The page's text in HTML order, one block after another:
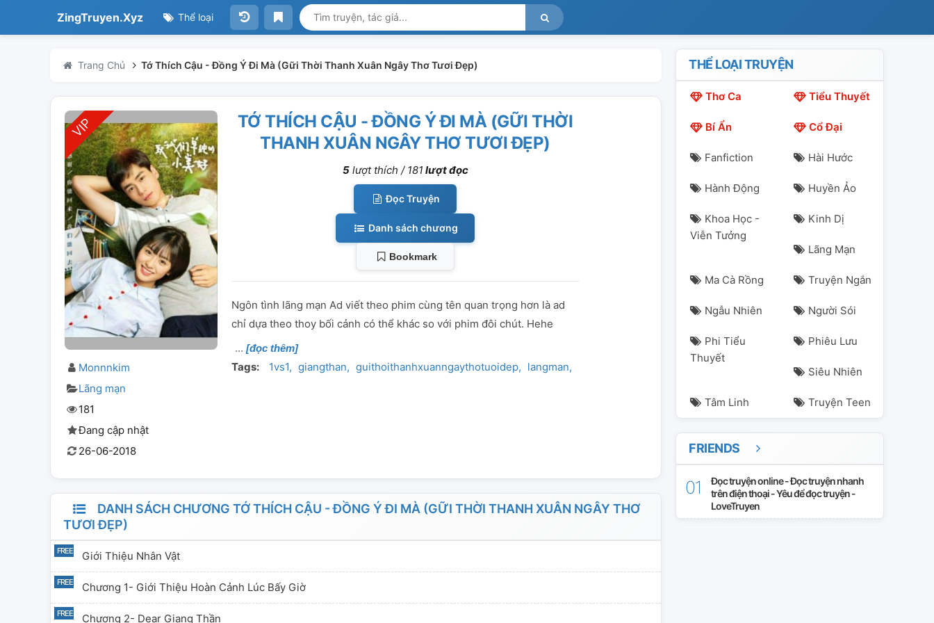
ZingTruyen.Xyz Thể loại
Trang Chủ Tớ Thích Cậu - Đồng Ý Đi Mà (Gữi Thời Thanh Xuân Ngây Thơ Tươi Đẹp)
Monnnkim
Lãng mạn
181
Đang cập nhật
26-06-2018
TỚ THÍCH CẬU - ĐỒNG Ý ĐI MÀ (GỮI THỜI
THANH XUÂN NGÂY THƠ TƯƠI ĐẸP)
5lượt thích / 181 lượt đọc
Đọc Truyện
Danh sách chương
Bookmark
Ngôn tình lãng mạn Ad viết theo phim cùng tên quan trọng hơn là ad
chỉ dựa theo thoy bối cảnh có thể khác so với phim đôi chút. Hehe
[đọc thêm]
Tags: 1vs1 giangthan guithoithanhxuanngaythotuoidep langman
DANH SÁCH CHƯƠNG TỚ THÍCH CẬU - ĐỒNG Ý ĐI MÀ (GỮI THỜI THANH XUÂN NGÂY THƠ
TƯƠI ĐẸP)
Giới Thiệu Nhân Vật
Chương 1- Giới Thiệu Hoàn Cảnh Lúc Bấy Giờ
Chương 2- Dear Giang Thần
THỂ LOẠI TRUYỆN
Thơ Ca Tiểu Thuyết
Bí Ẩn Cổ Đại
Fanfiction Hài Hước
Hành Động Huyền Ảo
Khoa Học -
Viễn Tưởng
Kinh Dị
Lãng Mạn
Ma Cà Rồng Truyện Ngắn
Ngẫu Nhiên Người Sói
Phi Tiểu
Thuyết
Phiêu Lưu
Siêu Nhiên
Tâm Linh Truyện Teen
FRIENDS
Đọc truyện online - Đọc truyện nhanh
trên điện thoại - Yêu để đọc truyện -
LoveTruyen